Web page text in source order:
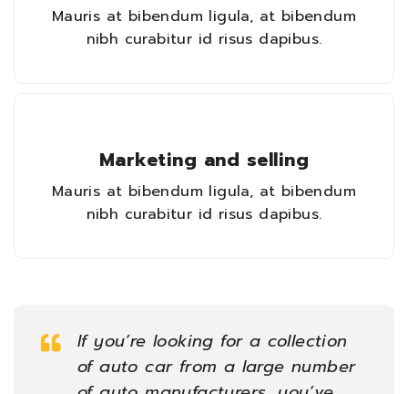
Mauris at bibendum ligula, at bibendum
nibh curabitur id risus dapibus.
Marketing and selling
Mauris at bibendum ligula, at bibendum
nibh curabitur id risus dapibus.
If you’re looking for a collection
of auto car from a large number